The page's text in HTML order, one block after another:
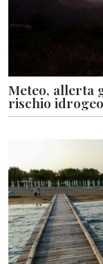
Meteo, allerta
rischio